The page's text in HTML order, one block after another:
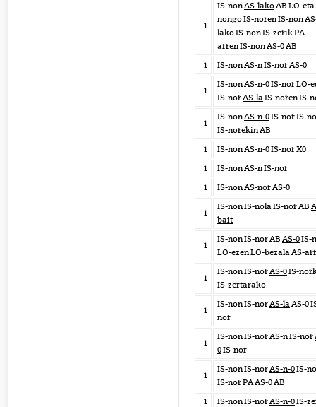
1
IS-nonAS-lakoAB LO-eta
nongo IS-noren IS-non
lako IS-non IS-zerik PA-
arren IS-non AS-0 AB
1
IS-non AS-n IS-norAS-0
1
IS-non AS-n-0 IS-nor LO-
IS-norAS-laIS-noren IS-
1
IS-nonAS-n-0IS-nor IS-
IS-norekin AB
1
IS-nonAS-n-0IS-nor X0
1
IS-nonAS-nIS-nor
1
IS-non AS-norAS-0
1
IS-non IS-nola IS-nor AB
bait
1
IS-non IS-nor AB AS-0IS-
LO-ezen LO-bezala AS-
1
IS-non IS-norAS-0IS-
IS-zertarako
1
IS-non IS-norAS-laAS-0
nor
1
IS-non IS-nor AS-n IS-nor
0IS-nor
1
IS-non IS-norAS-n-0IS-
IS-nor PA AS-0 AB
1
IS-non IS-norAS-n-0IS-